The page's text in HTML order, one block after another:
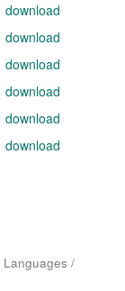
download
download
download
download
download
download
Languages /